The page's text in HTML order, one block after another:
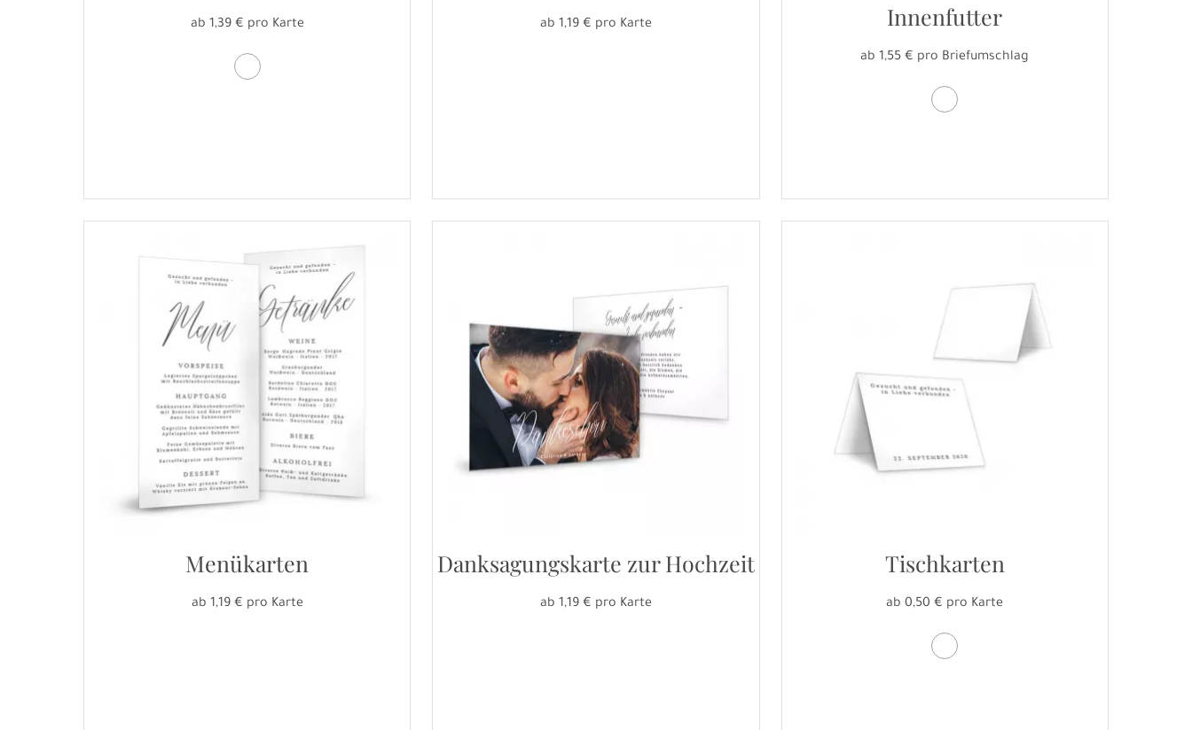
ab 1,39 € pro Karte ab 1,19 € pro Karte
Innenfutter
ab 1,55 € pro Briefumschlag
Menükarten
ab 1,19 € pro Karte
Danksagungskarte zur Hochzeit
ab 1,19 € pro Karte
Tischkarten
ab 0,50 € pro Karte